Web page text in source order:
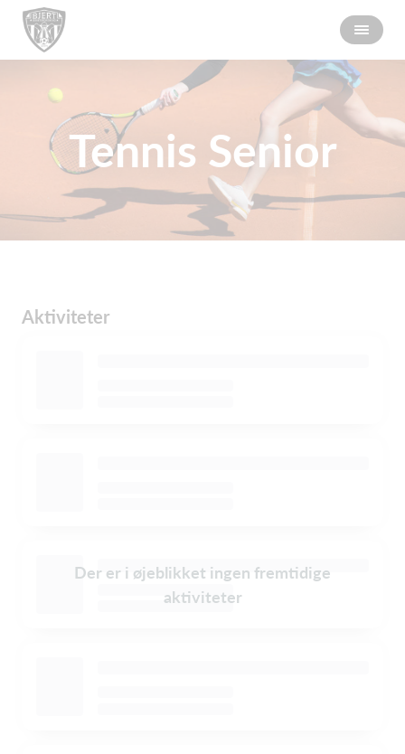
Tennis Senior
Aktiviteter
Der er i øjeblikket ingen fremtidige
aktiviteter